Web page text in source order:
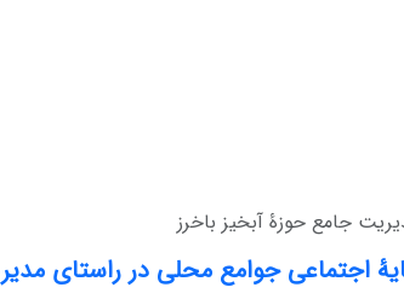
جامع حوزۀ آبخیز باخرز
اجتماعی جوامع محلی در راستای